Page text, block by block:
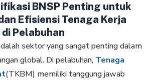
BNSP Penting untuk
Efisiensi Tenaga Kerja
Pelabuhan
sektor yang sangat penting dalam
global. Di pelabuhan, Tenaga
(TKBM) memiliki tanggung jawab